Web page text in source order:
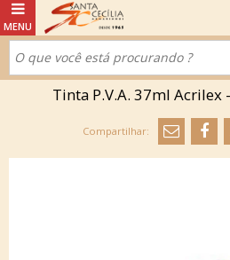
Tinta P.V.A. 37ml Acrilex